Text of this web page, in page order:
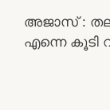
അജാസ് :
എന്നെ കൂടി